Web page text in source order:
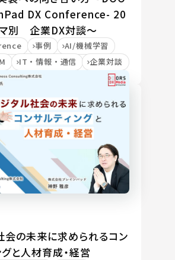
DX Conference- 20
別 企業DX対談～
事例
AI/機械学習
IT・情報・通信 企業対談
会の未来に求められるコン
と人材育成・経営